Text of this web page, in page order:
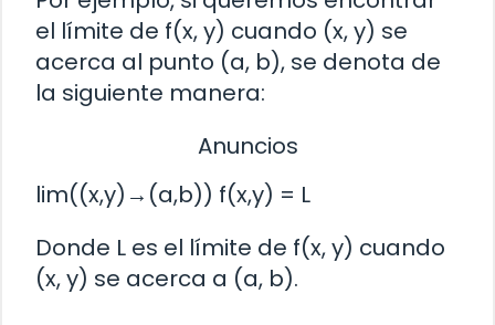
el límite de f(x, y) cuando (x, y) se
acerca al punto (a, b), se denota de
la siguiente manera:
Anuncios
lim((x,y)→(a,b)) f(x,y) = L
Donde L es el límite de f(x, y) cuando
(x, y) se acerca a (a, b).